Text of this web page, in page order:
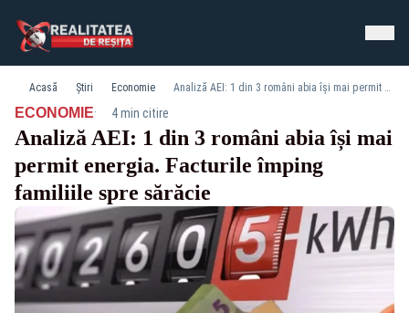
Acasă Știri Economie Analiză AEI: 1 din 3 români abia își mai permit energia. Facturile împing familiile spre sărăcie
ECONOMIE· 4 min citire
Analiză AEI: 1 din 3 români abia își mai
permit energia. Facturile împing
familiile spre sărăcie